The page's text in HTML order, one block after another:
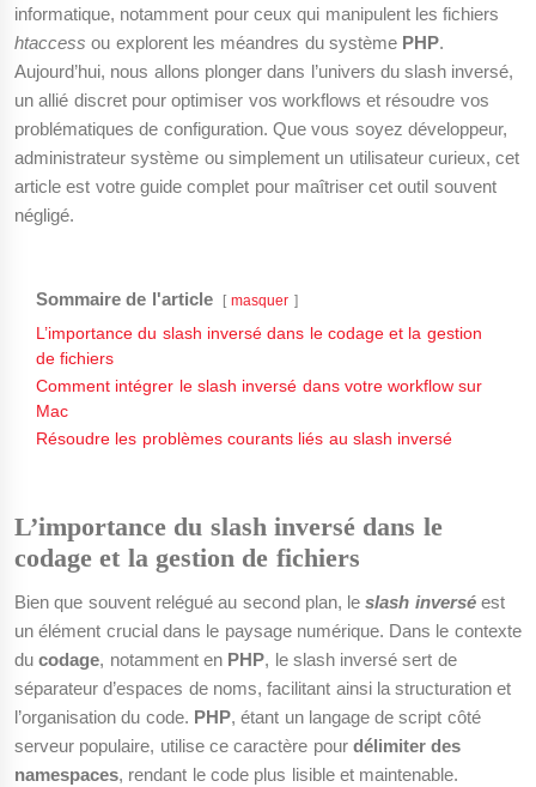
informatique, notamment pour ceux qui manipulent les fichiers
htaccess ou explorent les méandres du système PHP.
Aujourd’hui, nous allons plonger dans l’univers du slash inversé,
un allié discret pour optimiser vos workflows et résoudre vos
problématiques de configuration. Que vous soyez développeur,
administrateur système ou simplement un utilisateur curieux, cet
article est votre guide complet pour maîtriser cet outil souvent
négligé.
Sommaire de l'article masquer
L’importance du slash inversé dans le codage et la gestion
de fichiers
Comment intégrer le slash inversé dans votre workflow sur
Mac
Résoudre les problèmes courants liés au slash inversé
L’importance du slash inversé dans le
codage et la gestion de fichiers
Bien que souvent relégué au second plan, leslash inverséest
un élément crucial dans le paysage numérique. Dans le contexte
ducodage, notamment en PHP, le slash inversé sert de
séparateur d’espaces de noms, facilitant ainsi la structuration et
l’organisation du code. PHP, étant un langage de script côté
serveur populaire, utilise ce caractère pour délimiter des
namespaces, rendant le code plus lisible et maintenable.